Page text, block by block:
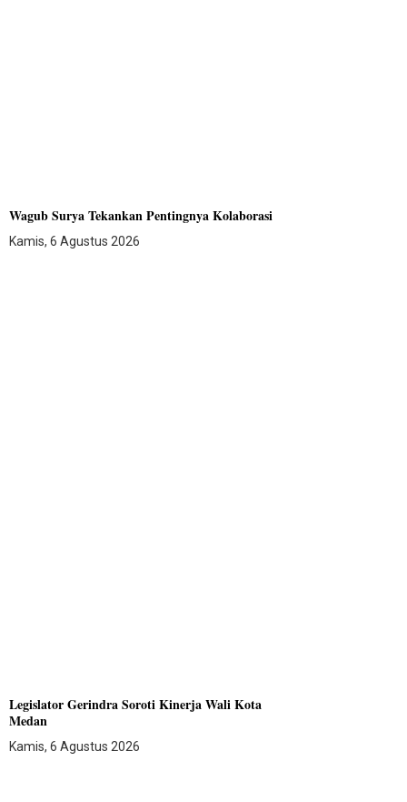
Wagub Surya Tekankan Pentingnya Kolaborasi
Kamis, 6 Agustus 2026
Legislator Gerindra Soroti Kinerja Wali Kota
Medan
Kamis, 6 Agustus 2026